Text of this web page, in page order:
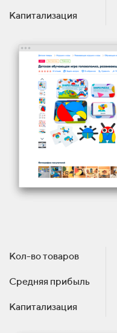
Капитализация
Кол-во товаров
Средняя прибыль
Капитализация